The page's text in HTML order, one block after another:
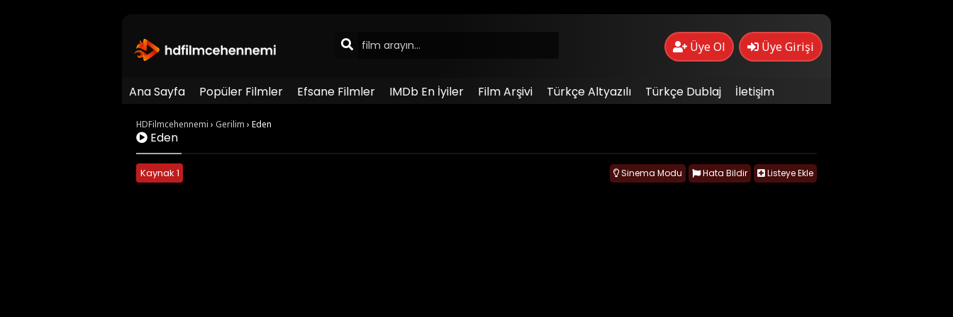
Üye Ol Üye Girişi
Ana Sayfa Popüler Filmler Efsane Filmler IMDb En İyiler Film Arşivi Türkçe Altyazılı Türkçe Dublaj İletişim
HDFilmcehennemi › Gerilim › Eden
Eden
Kaynak 1 Listeye Ekle
Hata Bildir
Sinema Modu